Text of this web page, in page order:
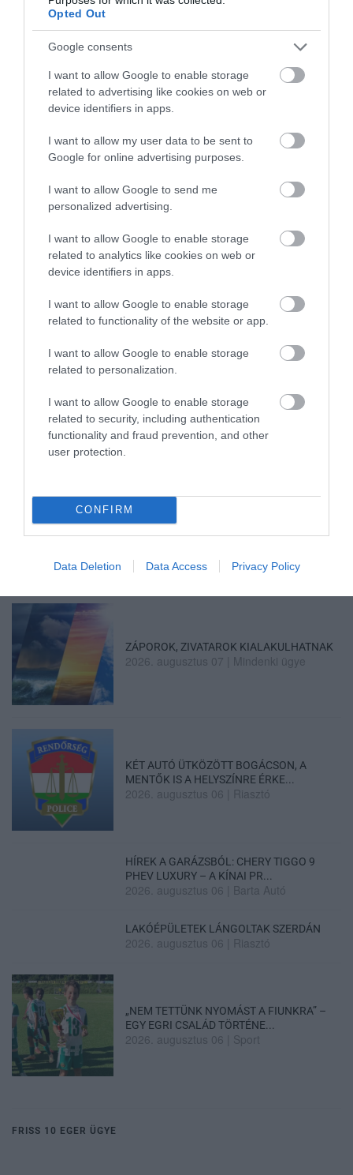
Opted Out
Google consents
I want to allow Google to enable storage
related to advertising like cookies on web or
device identifiers in apps.
I want to allow my user data to be sent to
Google for online advertising purposes.
I want to allow Google to send me
personalized advertising.
I want to allow Google to enable storage
related to analytics like cookies on web or
device identifiers in apps.
I want to allow Google to enable storage
related to functionality of the website or app.
I want to allow Google to enable storage
related to personalization.
I want to allow Google to enable storage
related to security, including authentication
functionality and fraud prevention, and other
user protection.
CONFIRM
Data Deletion Data Access Privacy Policy
DIGITÁLIS TANULÁS ELŐNYEI
2026. augusztus 07 Promóció
ÚJRAINDULNAK A KORÁBBAN
LEÁLLÍTOTT SZOLGÁLTATÁSOK AZ EGRI...
2026. augusztus 07|Eger ügye
TÍZ ÉVE NEM VOLT ILYEN ALACSONY AZ
INFLÁCIÓ MAGYARORSZÁGON
ÖS FŐÚTON EGERBEN
2026. augusztus 07|Eger ügye
HALMENTÉS SZARVASKŐNÉL: ŐSHONOS
ÉS VÉDETT HALAKAT MENTETT...
ZÁPOROK, ZIVATAROK KIALAKULHATNAK
2026. augusztus 07 Mindenki ügye
KÉT AUTÓ ÜTKÖZÖTT BOGÁCSON, A
MENTŐK IS A HELYSZÍNRE ÉRKE...
2026. augusztus 06 Riasztó
HÍREK A GARÁZSBÓL: CHERY TIGGO 9
PHEV LUXURY – A KÍNAI PR...
2026. augusztus 06 Barta Autó
LAKÓÉPÜLETEK LÁNGOLTAK SZERDÁN
2026. augusztus 06 Riasztó
„NEM TETTÜNK NYOMÁST A FIUNKRA” –
EGY EGRI CSALÁD TÖRTÉNE...
2026. augusztus 06 Sport
FRISS 10 EGER ÜGYE